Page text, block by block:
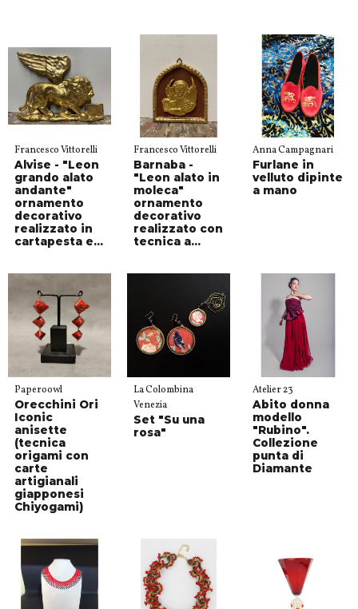
Francesco Vittorelli
Alvise - "Leon
grando alato
andante"
ornamento
decorativo
realizzato in
cartapesta e...
Francesco Vittorelli
Barnaba -
"Leon alato in
moleca"
ornamento
decorativo
realizzato con
tecnica a...
Anna Campagnari
Furlane in
velluto dipinte
a mano
Paperoowl
Orecchini Ori
Iconic
anisette
(tecnica
origami con
carte
artigianali
giapponesi
Chiyogami)
La Colombina
Venezia
Set "Su una
rosa"
Atelier 23
Abito donna
modello
"Rubino".
Collezione
punta di
Diamante